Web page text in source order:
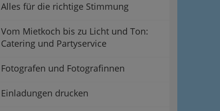
Alles für die richtige Stimmung
Vom Mietkoch bis zu Licht und Ton:
Catering und Partyservice
Fotografen und Fotografinnen
Einladungen drucken